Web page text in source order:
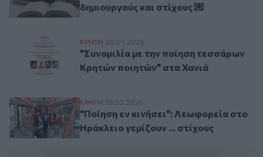
δημιουργούς και στίχους 💌
"Συνομιλία με την ποίηση τεσσάρων
ΚΡΗΤΗ 20.03.2026
"Συνομιλία με την ποίηση τεσσάρων
Κρητών ποιητών" στα Χανιά
"Ποίηση εν κινήσει": Λεωφορεία στο
ΚΡΗΤΗ 19.03.2026
"Ποίηση εν κινήσει": Λεωφορεία στο
Ηράκλειο γεμίζουν ... στίχους